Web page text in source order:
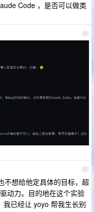
Code ，是否可以做类
6
7
不想给他定具体的目标，超
动力。目的地在这个实验
我已经让 yoyo 帮我生长别